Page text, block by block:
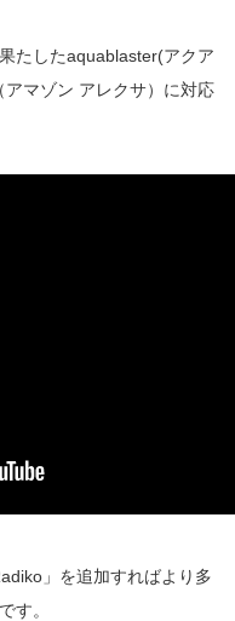
たしたaquablaster(アクア
（アマゾン アレクサ）に対応
」を追加すればより多
す。